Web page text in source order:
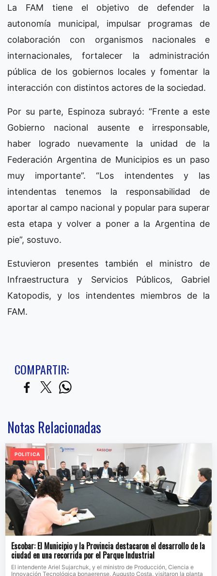
La FAM tiene el objetivo de defender la
autonomía municipal, impulsar programas de
colaboración con organismos nacionales e
internacionales, fortalecer la administración
pública de los gobiernos locales y fomentar la
interacción con distintos actores de la sociedad.
Por su parte, Espinoza subrayó: “Frente a este
Gobierno nacional ausente e irresponsable,
haber logrado nuevamente la unidad de la
Federación Argentina de Municipios es un paso
muy importante”. “Los intendentes y las
intendentas tenemos la responsabilidad de
aportar al campo nacional y popular para superar
esta etapa y volver a poner a la Argentina de
pie”, sostuvo.
Estuvieron presentes también el ministro de
Infraestructura y Servicios Públicos, Gabriel
Katopodis, y los intendentes miembros de la
FAM.
COMPARTIR:
Notas Relacionadas
POLITICA
Escobar: El Municipio y la Provincia destacaron el desarrollo de la
ciudad en una recorrida por el Parque Industrial
El intendente Ariel Sujarchuk, y el ministro de Producción, Ciencia e
Innovación Tecnológica bonaerense, Augusto Costa, visitaron la planta